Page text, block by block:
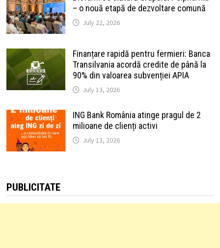
– o nouă etapă de dezvoltare comună
July 22, 2026
Finanțare rapidă pentru fermieri: Banca
Transilvania acordă credite de până la
90% din valoarea subvenției APIA
July 13, 2026
ING Bank România atinge pragul de 2
milioane de clienți activi
July 13, 2026
PUBLICITATE